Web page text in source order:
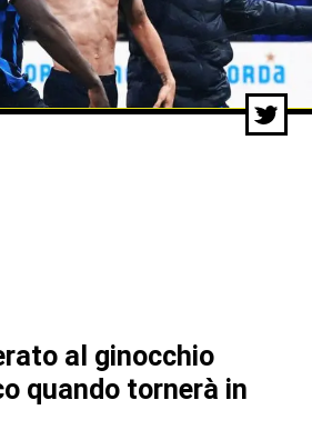
al ginocchio
quando tornerà in